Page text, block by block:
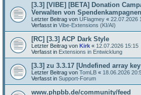
[3.3] [VIBE] [BETA] Donation
Verwalten von Spendenkampagnen
Letzter Beitrag von UFlagmey « 22.07.2026
Verfasst in Vibe-Extensions (KI/AI)
[RC] [3.3] ACP Dark Style
Letzter Beitrag von Kirk « 12.07.2026 15:15
Verfasst in Extensions in Entwicklung
[3.3] zu 3.3.17 [Undefined array
Letzter Beitrag von TomLB « 18.06.2026
Verfasst in Support-Forum
www.phpbb.de/community/feed